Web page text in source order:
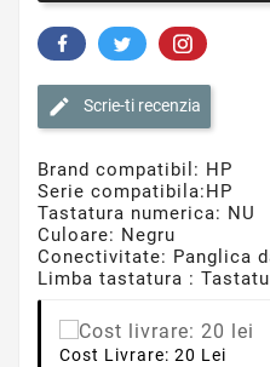
Scrie-ti recenzia
Brand compatibil: HP
Serie compatibila:HP
Tastatura numerica: NU
Culoare: Negru
Conectivitate: Panglica
Limba tastatura :
Cost Livrare: 20 Lei